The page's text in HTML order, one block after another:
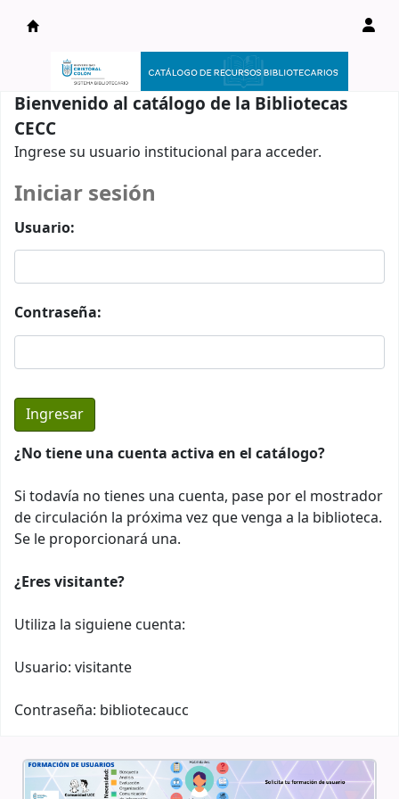
Catálogo en línea
Bienvenido al catálogo de la Bibliotecas
CECC
Ingrese su usuario institucional para acceder.
Iniciar sesión
Usuario:
Contraseña:
¿No tiene una cuenta activa en el catálogo?
Si todavía no tienes una cuenta, pase por el mostrador
de circulación la próxima vez que venga a la biblioteca.
Se le proporcionará una.
¿Eres visitante?
Utiliza la siguiene cuenta:
Usuario: visitante
Contraseña: bibliotecaucc